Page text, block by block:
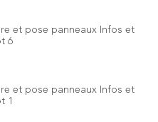
et pose panneaux Infos et
6
et pose panneaux Infos et
1